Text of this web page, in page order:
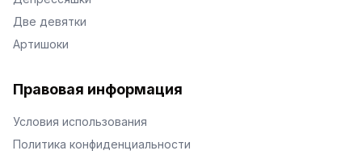
Две девятки
Артишоки
Правовая информация
Условия использования
Политика конфиденциальности